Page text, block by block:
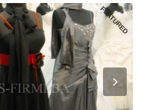
FEATURED